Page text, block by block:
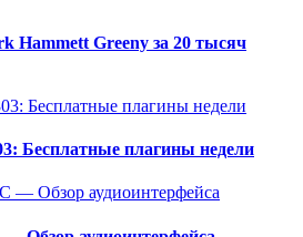
Hammett Greeny за 20 тысяч
Бесплатные плагины недели